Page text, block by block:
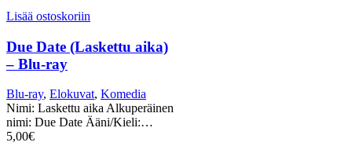
Lisää ostoskoriin
Due Date (Laskettu aika)
– Blu-ray
Blu-ray, Elokuvat, Komedia
Nimi: Laskettu aika Alkuperäinen
nimi: Due Date Ääni/Kieli:…
5,00€